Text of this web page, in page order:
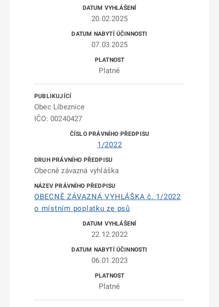
20.02.2025
07.03.2025
Platné
Obec Líbeznice
IČO: 00240427
1/2022
Obecně závazná vyhláška
OBECNĚ ZÁVAZNÁ VYHLÁŠKA č. 1/2022
o místním poplatku ze psů
22.12.2022
06.01.2023
Platné